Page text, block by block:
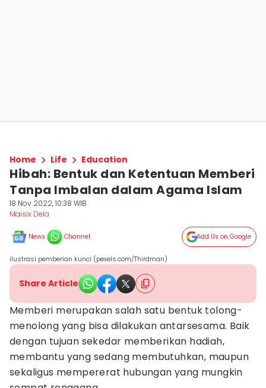
Home Life Education
Hibah: Bentuk dan Ketentuan Memberi
Tanpa Imbalan dalam Agama Islam
18 Nov 2022, 10:38 WIB
Maisix Dela
News Channel Add Us on Google
ilustrasi pemberian kunci (pexels.com/Thirdman)
Share Article
Memberi merupakan salah satu bentuk tolong-
menolong yang bisa dilakukan antarsesama. Baik
dengan tujuan sekedar memberikan hadiah,
membantu yang sedang membutuhkan, maupun
sekaligus mempererat hubungan yang mungkin